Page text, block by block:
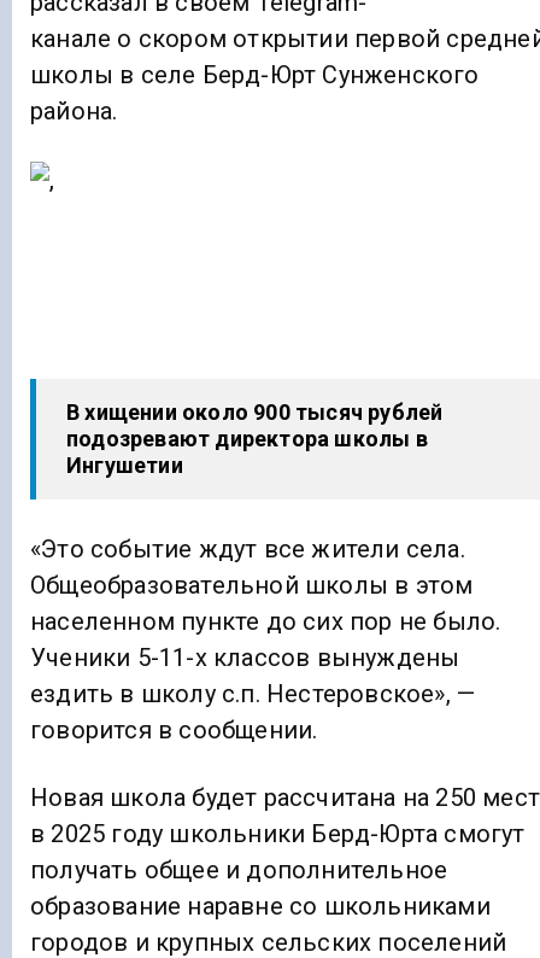
канале о скором открытии первой
школы в селе Берд-Юрт Сунженского
района.
В хищении около 900 тысяч рублей
подозревают директора школы в
Ингушетии
«Это событие ждут все жители села.
Общеобразовательной школы в этом
населенном пункте до сих пор не было.
Ученики 5-11-х классов вынуждены
ездить в школу с.п. Нестеровское», —
говорится в сообщении.
Новая школа будет рассчитана на 250
в 2025 году школьники Берд-Юрта смогут
получать общее и дополнительное
образование наравне со школьниками
городов и крупных сельских поселений